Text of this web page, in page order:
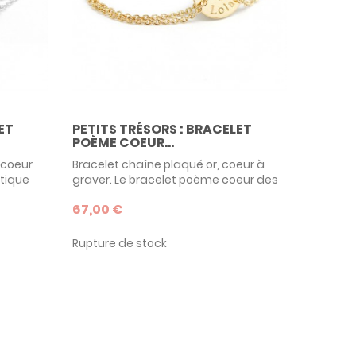
PETITS TRÉSORS : BRACELET
POÈME COEUR...
Bracelet chaîne plaqué or, coeur à
graver. Le bracelet poème coeur des
élégant dans sa version dorée.
votre choix, disponible en 2 tailles,
c'est une adorable idée de cadeau à
67,00 €
Rupture de stock